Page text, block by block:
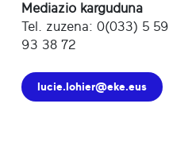
Mediazio karguduna
Tel. zuzena: 0(033) 5 59
93 38 72
lucie.lohier@eke.eus